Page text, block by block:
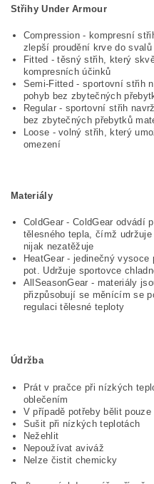
Střihy Under Armour
Compression - kompresní
zlepší proudění krve do svalů
Fitted - těsný střih, který
kompresních účinků
Semi-Fitted - sportovní střih
pohyb bez zbytečných
Regular - sportovní střih
bez zbytečných přebytků
Loose - volný střih, který
omezení
Materiály
ColdGear - ColdGear odvádí
tělesného tepla, čímž
nijak nezatěžuje
HeatGear - jedinečný
pot. Udržuje sportovce
AllSeasonGear - materiály
přizpůsobují se měnícím se
regulaci tělesné teploty
Údržba
Prát v pračce při nízkých
oblečením
V případě potřeby bělit
Sušit při nízkých teplotách
Nežehlit
Nepoužívat aviváž
Nelze čistit chemicky